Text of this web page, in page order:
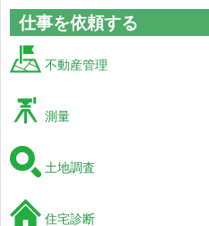
仕事を依頼する
不動産管理
測量
土地調査
住宅診断